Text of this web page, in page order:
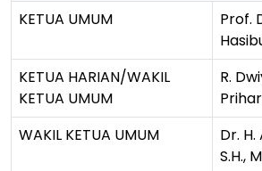
KETUA UMUM
Prof.
KETUA HARIAN/WAKIL
KETUA UMUM
R.
WAKIL KETUA UMUM
Dr.
S.H.,